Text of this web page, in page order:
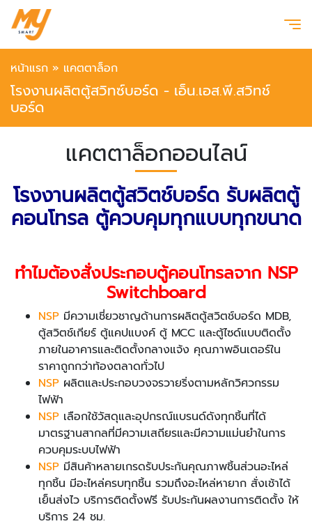
หน้าแรก » แคตตาล็อก
โรงงานผลิตตู้สวิทซ์บอร์ด - เอ็น.เอส.พี.สวิทช์
บอร์ด
แคตตาล็อกออนไลน์
โรงงานผลิตตู้สวิตช์บอร์ด รับผลิตตู้
คอนโทรล ตู้ควบคุมทุกแบบทุกขนาด
ทำไมต้องสั่งประกอบตู้คอนโทรลจาก NSP
Switchboard
NSP มีความเชี่ยวชาญด้านการผลิตตู้สวิตช์บอร์ด MDB,
ตู้สวิตช์เกียร์ ตู้แคปแบงค์ ตู้ MCC และตู้ไซด์แบบติดตั้ง
ภายในอาคารและติดตั้งกลางแจ้ง คุณภาพอินเตอร์ใน
ราคาถูกกว่าท้องตลาดทั่วไป
NSP ผลิตและประกอบวงจรวายริ่งตามหลักวิศวกรรม
ไฟฟ้า
NSP เลือกใช้วัสดุและอุปกรณ์แบรนด์ดังทุกชิ้นที่ได้
มาตรฐานสากลที่มีความเสถียรและมีความแม่นยำในการ
ควบคุมระบบไฟฟ้า
NSP มีสินค้าหลายเกรดรับประกันคุณภาพชิ้นส่วนอะไหล่
ทุกชิ้น มีอะไหล่ครบทุกชิ้น รวมถึงอะไหล่หายาก สั่งเช้าได้
เย็นส่งไว บริการติดตั้งฟรี รับประกันผลงานการติดตั้ง ให้
บริการ 24 ชม.